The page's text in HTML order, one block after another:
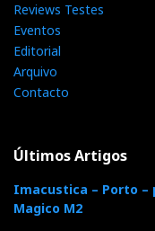
Reviews Testes
Eventos
Editorial
Arquivo
Contacto
Últimos Artigos
Imacustica – Porto –
Magico M2